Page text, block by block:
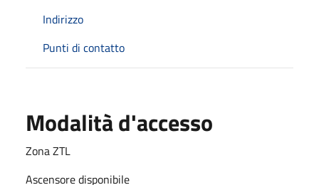
Indirizzo
Punti di contatto
Modalità d'accesso
Zona ZTL
Ascensore disponibile